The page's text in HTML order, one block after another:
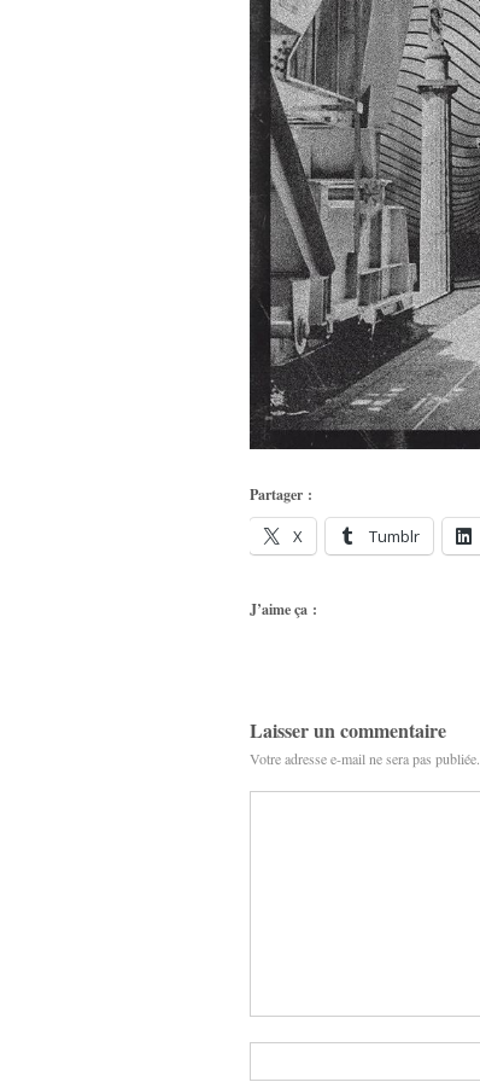
Partager :
X Tumblr
J’aime ça :
Laisser un commentaire
Votre adresse e-mail ne sera pas publiée.